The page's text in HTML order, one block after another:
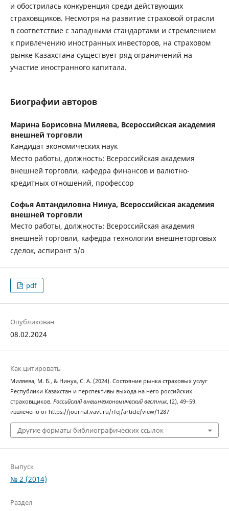
и обострилась конкуренция среди действующих
страховщиков. Несмотря на развитие страховой отрасли
в соответствие с западными стандартами и стремлением
к привлечению иностранных инвесторов, на страховом
рынке Казахстана существует ряд ограничений на
участие иностранного капитала.
Биографии авторов
Марина Борисовна Миляева, Всероссийская академия
внешней торговли
Кандидат экономических наук
Место работы, должность: Всероссийская академия
внешней торговли, кафедра финансов и валютно-
кредитных отношений, профессор
Софья Автандиловна Нинуа, Всероссийская академия
внешней торговли
Место работы, должность: Всероссийская академия
внешней торговли, кафедра технологии внешнеторговых
сделок, аспирант з/о
pdf
Опубликован
08.02.2024
Как цитировать
Миляева, М. Б., & Нинуа, С. А. (2024). Состояние рынка страховых услуг
Республики Казахстан и перспективы выхода на него российских
страховщиков. Российский внешнеэкономический вестник, (2), 49–59.
извлечено от https://journal.vavt.ru/rfej/article/view/1287
Другие форматы библиографических ссылок
Выпуск
№ 2 (2014)
Раздел